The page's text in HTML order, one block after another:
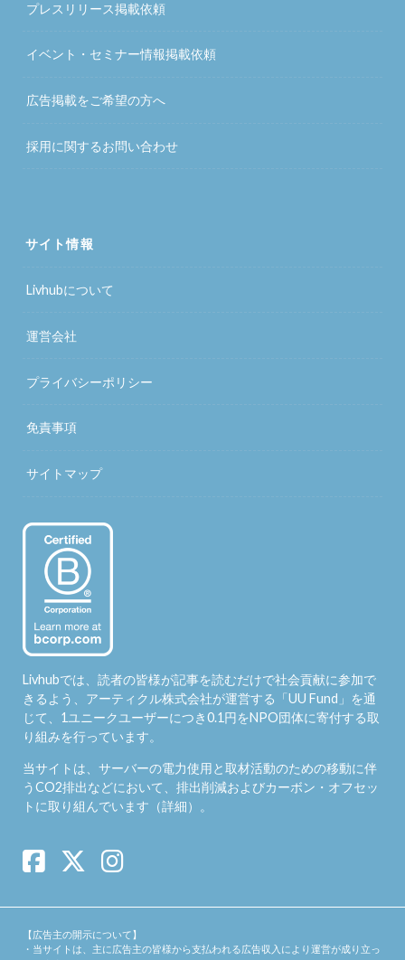
プレスリリース掲載依頼
イベント・セミナー情報掲載依頼
広告掲載をご希望の方へ
採用に関するお問い合わせ
サイト情報
Livhubについて
運営会社
プライバシーポリシー
免責事項
サイトマップ
Livhubでは、読者の皆様が記事を読むだけで社会貢献に参加で
きるよう、アーティクル株式会社が運営する「UU Fund 」を通
じて、1ユニークユーザーにつき0.1円をNPO団体に寄付する取
り組みを行っています。
当サイトは、サーバーの電力使用と取材活動のための移動に伴
うCO2排出などにおいて、排出削減およびカーボン・オフセッ
トに取り組んでいます（詳細）。
【広告主の開示について】
・当サイトは、主に広告主の皆様から支払われる広告収入により運営が成り立っ